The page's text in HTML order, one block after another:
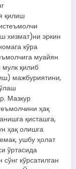
қилиш
хизмат)ни эркин
кўра
муайян
қилиб
мажбуриятини,
Мазкур
ҳақ
қисташга,
ҳақ олишга
ушбу ҳолат
ўртасида
кўрсатилган